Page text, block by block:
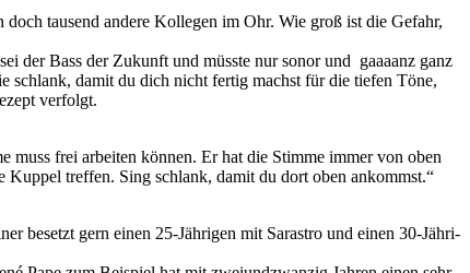
tau­send an­de­re Kol­le­gen im Ohr. Wie groß ist die Ge­fahr,
der Bass der Zu­kunft und müss­te nur so­nor und gaaa­anz ganz
schlank, da­mit du dich nicht fer­tig machst für die tie­fen Töne,
verfolgt.
muss frei ar­bei­ten kön­nen. Er hat die Stim­me im­mer von oben
tref­fen. Sing schlank, da­mit du dort oben an­kommst.“
be­setzt gern ei­nen 25-Jäh­ri­gen mit Sa­ras­tro und ei­nen 30-Jäh­ri­